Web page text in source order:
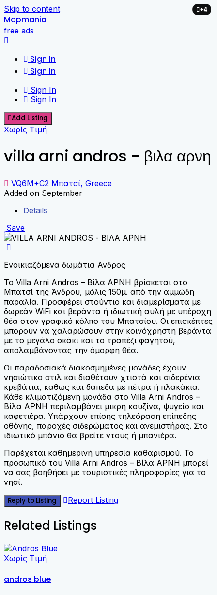
Skip to content
Mapmania
free ads
Sign In
Sign In
Sign In
Sign In
Add Listing
Χωρίς Τιμή
villa arni andros - βιλα αρνη
VQ6M+C2 Μπατσί, Greece
Added on September
Details
Save
Ενοικιαζόμενα δωμάτια Ανδρος
Το Villa Arni Andros – Βίλα ΑΡΝΗ βρίσκεται στο
Μπατσί της Άνδρου, μόλις 150μ. από την αμμώδη
παραλία. Προσφέρει στούντιο και διαμερίσματα με
δωρεάν WiFi και βεράντα ή ιδιωτική αυλή με υπέροχη
θέα στον γραφικό κόλπο του Μπατσίου. Οι επισκέπτες
μπορούν να χαλαρώσουν στην κοινόχρηστη βεράντα
με το μεγάλο σκάκι και το τραπέζι φαγητού,
απολαμβάνοντας την όμορφη θέα.
Οι παραδοσιακά διακοσμημένες μονάδες έχουν
νησιώτικο στιλ και διαθέτουν χτιστά και σιδερένια
κρεβάτια, καθώς και δάπεδα με πέτρα ή πλακάκια.
Κάθε κλιματιζόμενη μονάδα στο Villa Arni Andros –
Βίλα ΑΡΝΗ περιλαμβάνει μικρή κουζίνα, ψυγείο και
καφετιέρα. Υπάρχουν επίσης τηλεόραση επίπεδης
οθόνης, παροχές σιδερώματος και ανεμιστήρας. Στο
ιδιωτικό μπάνιο θα βρείτε ντους ή μπανιέρα.
Παρέχεται καθημερινή υπηρεσία καθαρισμού. Το
προσωπικό του Villa Arni Andros – Βίλα ΑΡΝΗ μπορεί
να σας βοηθήσει με τουριστικές πληροφορίες για το
νησί.
Reply to Listing Report Listing
Related Listings
+2
Χωρίς Τιμή
andros blue
+4